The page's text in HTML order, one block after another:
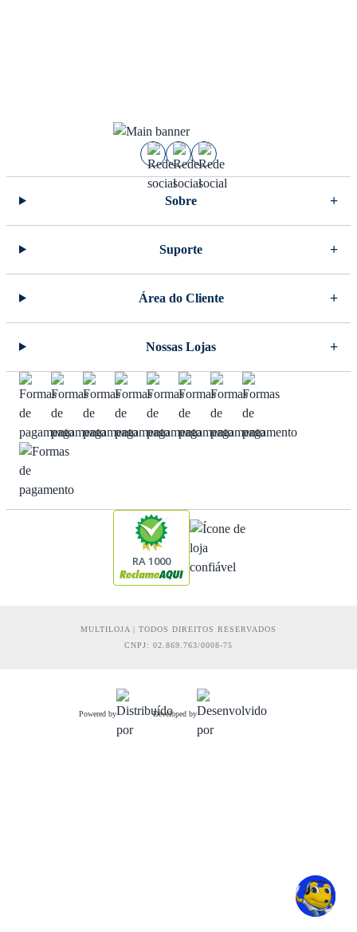
Sobre
Suporte
Área do Cliente
Nossas Lojas
RA 1000
MULTILOJA | TODOS DIREITOS RESERVADOS
CNPJ: 02.869.763/0008-75
Powered by Developed by